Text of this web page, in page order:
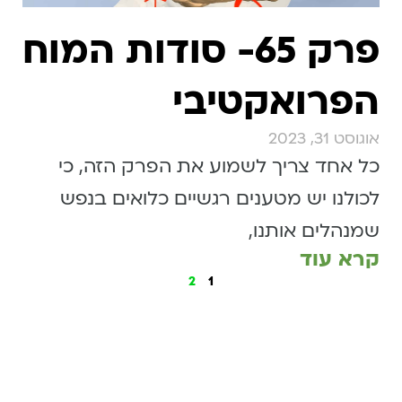
פרק 65- סודות המוח
הפרואקטיבי
אוגוסט 31, 2023
כל אחד צריך לשמוע את הפרק הזה, כי
לכולנו יש מטענים רגשיים כלואים בנפש
שמנהלים אותנו,
קרא עוד
1
2